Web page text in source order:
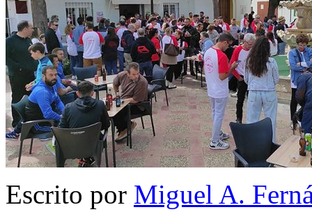
Escrito por Miguel A.